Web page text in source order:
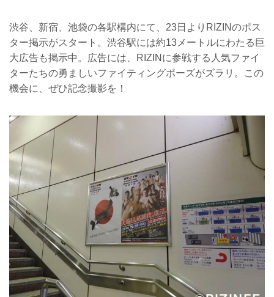
渋谷、新宿、池袋の各駅構内にて、23日よりRIZINのポス
ター掲示がスタート。渋谷駅には約13メートルにわたる巨
大広告も掲示中。広告には、RIZINに参戦する人気ファイ
ターたちの勇ましいファイティングポーズがズラリ。この
機会に、ぜひ記念撮影を！